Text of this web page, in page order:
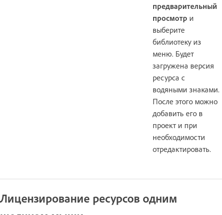
предварительный
просмотри
выберите
библиотеку из
меню. Будет
загружена версия
ресурса с
водяными знаками.
После этого можно
добавить его в
проект и при
необходимости
отредактировать.
Лицензирование ресурсов одним